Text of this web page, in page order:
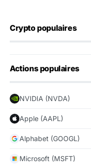
Crypto populaires
Actions populaires
NVIDIA (NVDA)
Apple (AAPL)
Alphabet (GOOGL)
Microsoft (MSFT)